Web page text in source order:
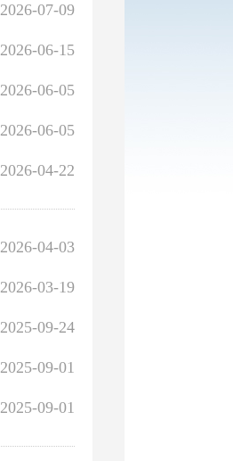
2026-07-09
2026-06-15
2026-06-05
2026-06-05
2026-04-22
2026-04-03
2026-03-19
2025-09-24
2025-09-01
2025-09-01